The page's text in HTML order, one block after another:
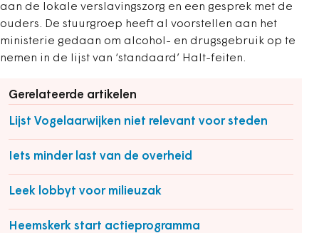
aan de lokale verslavingszorg en een gesprek met de
ouders. De stuurgroep heeft al voorstellen aan het
ministerie gedaan om alcohol- en drugsgebruik op te
nemen in de lijst van ‘standaard’ Halt-feiten.
Gerelateerde artikelen
Lijst Vogelaarwijken niet relevant voor steden
Iets minder last van de overheid
Leek lobbyt voor milieuzak
Heemskerk start actieprogramma